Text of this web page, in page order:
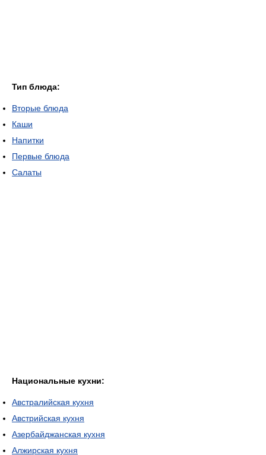
Тип блюда:
Вторые блюда
Каши
Напитки
Первые блюда
Салаты
Национальные кухни:
Австралийская кухня
Австрийская кухня
Азербайджанская кухня
Алжирская кухня